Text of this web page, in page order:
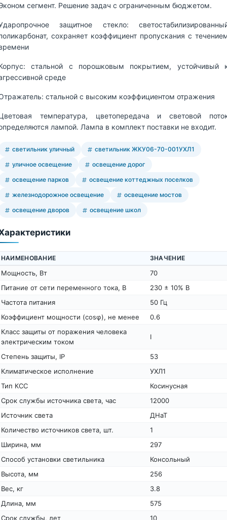
сегмент. Решение задач с ограниченным бюджетом.
защитное стекло:
сохраняет коэффициент пропускания с
стальной с порошковым покрытием, устойчивый
среде
стальной с высоким коэффициентом отражения
температура, цветопередача и световой
лампой. Лампа в комплект поставки не входит.
светильник уличный
светильник ЖКУ06-70-001УХЛ1
уличное освещение
освещение дорог
освещение парков
освещение коттеджных поселков
железнодорожное освещение
освещение мостов
освещение дворов
освещение школ
НАИМЕНОВАНИЕ ЗНАЧЕНИЕ
Мощность, Вт
70
Питание от сети переменного тока, В
230 ± 10% В
Частота питания
50 Гц
Коэффициент мощности (cosφ), не менее
0.6
Класс защиты от поражения человека
электрическим током
I
Степень защиты, IP
53
Климатическое исполнение
УХЛ1
Тип КСС
Косинусная
Срок службы источника света, час
12000
Источник света
ДНаТ
Количество источников света, шт.
1
Ширина, мм
297
Способ установки светильника
Консольный
Высота, мм
256
Вес, кг
3.8
Длина, мм
575
Срок службы, лет
10